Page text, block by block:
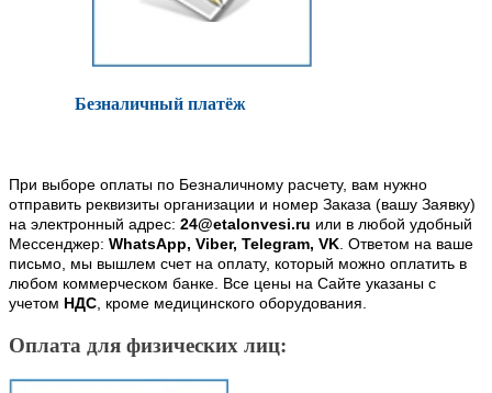
Безналичный платёж
При выборе оплаты по Безналичному расчету, вам нужно
отправить реквизиты организации и номер Заказа (вашу Заявку)
на электронный адрес: 24@etalonvesi.ru или в любой удобный
Мессенджер: WhatsApp, Viber, Telegram, VK. Ответом на ваше
письмо, мы вышлем счет на оплату, который можно оплатить в
любом коммерческом банке. Все цены на Сайте указаны с
учетом НДС, кроме медицинского оборудования.
Оплата для физических лиц: